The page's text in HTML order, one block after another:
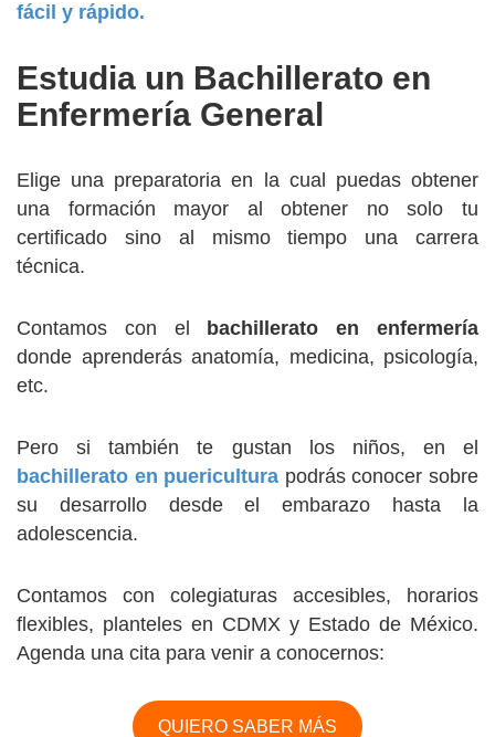
fácil y rápido.
Estudia un Bachillerato en
Enfermería General
Elige una preparatoria en la cual puedas obtener
una formación mayor al obtener no solo tu
certificado sino al mismo tiempo una carrera
técnica.
Contamos con el
bachillerato en enfermería
donde aprenderás anatomía, medicina, psicología,
etc.
Pero si también te gustan los niños, en el
bachillerato en puericultura podrás conocer sobre
su desarrollo desde el embarazo hasta la
adolescencia.
Contamos con colegiaturas accesibles, horarios
flexibles, planteles en CDMX y Estado de México.
Agenda una cita para venir a conocernos:
QUIERO SABER MÁS